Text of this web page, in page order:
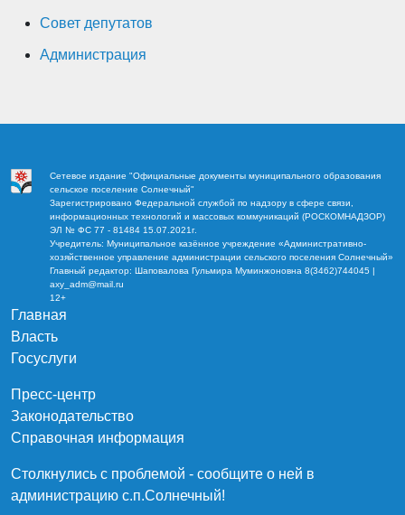
Совет депутатов
Администрация
Сетевое издание "Официальные документы муниципального образования
сельское поселение Солнечный"
Зарегистрировано Федеральной службой по надзору в сфере связи,
информационных технологий и массовых коммуникаций (РОСКОМНАДЗОР)
ЭЛ № ФС 77 - 81484 15.07.2021г.
Учредитель: Муниципальное казённое учреждение «Административно-
хозяйственное управление администрации сельского поселения Солнечный»
Главный редактор: Шаповалова Гульмира Муминжоновна 8(3462)744045 |
axy_adm@mail.ru
12+
Главная
Власть
Госуслуги
Пресс-центр
Законодательство
Справочная информация
Столкнулись с проблемой - сообщите о ней в
администрацию c.п.Солнечный!